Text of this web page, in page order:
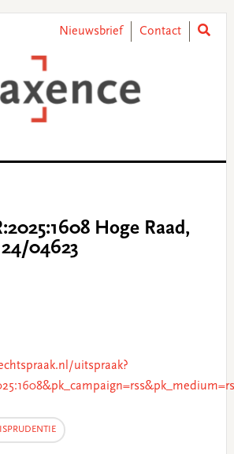
Nieuwsbrief Contact
Hoge Raad,
04623
uitspraak?